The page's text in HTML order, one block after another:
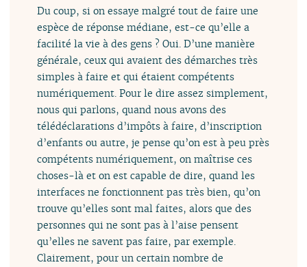
Du coup, si on essaye malgré tout de faire une
espèce de réponse médiane, est-ce qu’elle a
facilité la vie à des gens ? Oui. D’une manière
générale, ceux qui avaient des démarches très
simples à faire et qui étaient compétents
numériquement. Pour le dire assez simplement,
nous qui parlons, quand nous avons des
télédéclarations d’impôts à faire, d’inscription
d’enfants ou autre, je pense qu’on est à peu près
compétents numériquement, on maîtrise ces
choses-là et on est capable de dire, quand les
interfaces ne fonctionnent pas très bien, qu’on
trouve qu’elles sont mal faites, alors que des
personnes qui ne sont pas à l’aise pensent
qu’elles ne savent pas faire, par exemple.
Clairement, pour un certain nombre de